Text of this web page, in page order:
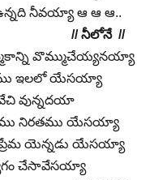
నీవయ్యా ఆ ఆ ఆ..
//
వొమ్ముచేయ్యనయ్యా
ఇలలో యేసయ్యా
వున్నదయా
నిరతము యేసయ్యా
యెన్నడు యేసయ్యా
చేసావేసయ్యా